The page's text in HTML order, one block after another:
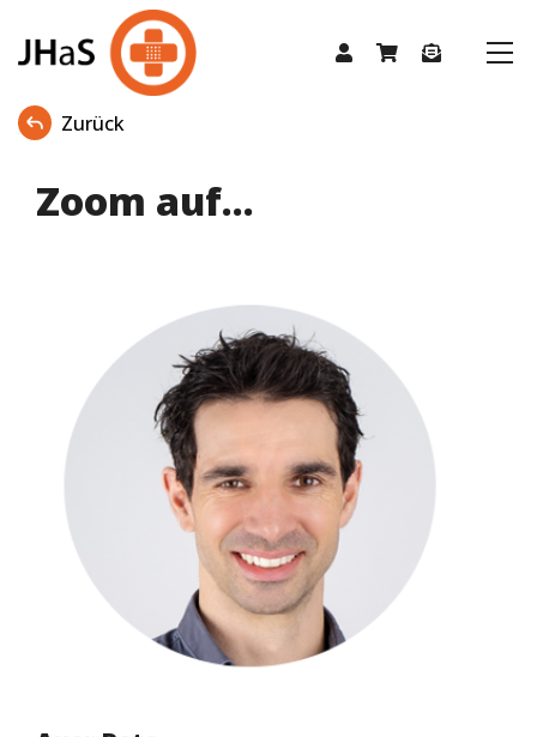
Zurück
Zoom auf...